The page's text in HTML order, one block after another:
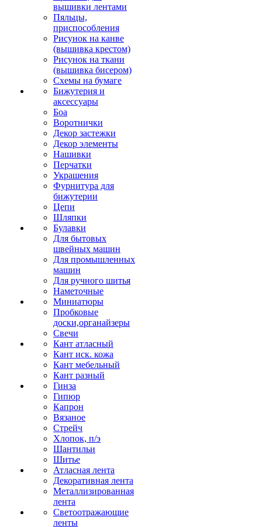
вышивки лентами
Пяльцы,
приспособления
Рисунок на канве
(вышивка крестом)
Рисунок на ткани
(вышивка бисером)
Схемы на бумаге
Бижутерия и
аксессуары
Боа
Воротнички
Декор застежки
Декор элементы
Нашивки
Перчатки
Украшения
Фурнитура для
бижутерии
Цепи
Шляпки
Булавки
Для бытовых
швейных машин
Для промышленных
машин
Для ручного шитья
Наметочные
Миниатюры
Пробковые
доски,органайзеры
Свечи
Кант атласный
Кант иск. кожа
Кант мебельный
Кант разный
Гинза
Гипюр
Капрон
Вязаное
Стрейч
Хлопок, п/э
Шантильи
Шитье
Атласная лента
Декоративная лента
Металлизированная
лента
Светоотражающие
ленты